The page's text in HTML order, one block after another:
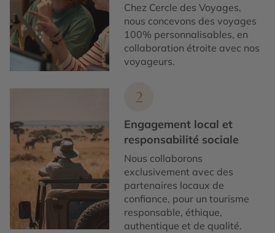
Chez Cercle des Voyages,
nous concevons des voyages
100% personnalisables, en
collaboration étroite avec nos
voyageurs.
2
Engagement local et
responsabilité sociale
Nous collaborons
exclusivement avec des
partenaires locaux de
confiance, pour un tourisme
responsable, éthique,
authentique et de qualité.